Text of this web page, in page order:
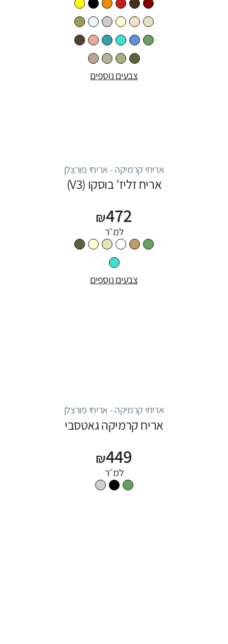
צבעים נוספים
אריחי קרמיקה - אריחי פורצלן
אריח זליז’ בוסקו (V3)
₪472
למ״ר
צבעים נוספים
אריחי קרמיקה - אריחי פורצלן
אריח קרמיקה גאטסבי
₪449
למ״ר